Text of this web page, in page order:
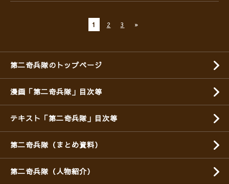
1 2 3 »
第二奇兵隊のトップページ
漫画「第二奇兵隊」目次等
テキスト「第二奇兵隊」目次等
第二奇兵隊（まとめ資料）
第二奇兵隊（人物紹介）